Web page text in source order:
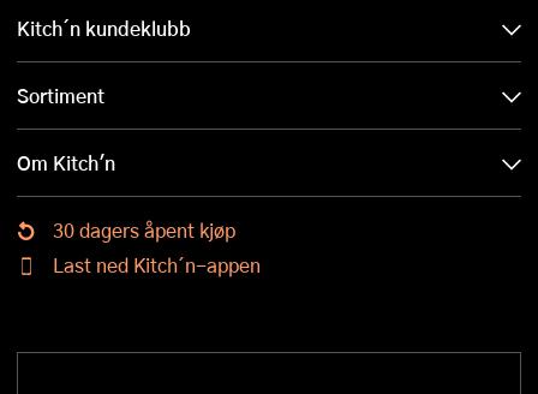
Kitch´n kundeklubb
Sortiment
Om Kitch'n
30 dagers åpent kjøp
Last ned Kitch´n-appen